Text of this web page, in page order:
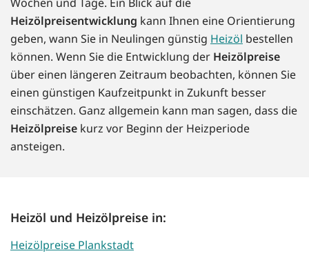
Heizölpreisentwicklung kann Ihnen eine Orientierung
geben, wann Sie in Neulingen günstig Heizöl bestellen
können. Wenn Sie die Entwicklung der Heizölpreise
über einen längeren Zeitraum beobachten, können Sie
einen günstigen Kaufzeitpunkt in Zukunft besser
einschätzen. Ganz allgemein kann man sagen, dass die
Heizölpreise kurz vor Beginn der Heizperiode
ansteigen.
Heizöl und Heizölpreise in:
Heizölpreise Plankstadt